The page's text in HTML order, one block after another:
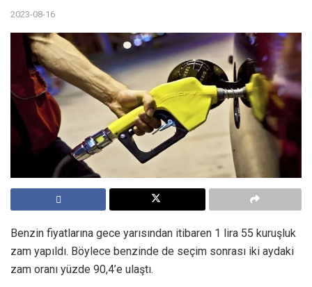
2023-08-16
Benzin fiyatlarına gece yarısından itibaren 1 lira 55 kuruşluk
zam yapıldı. Böylece benzinde de seçim sonrası iki aydaki
zam oranı yüzde 90,4’e ulaştı.